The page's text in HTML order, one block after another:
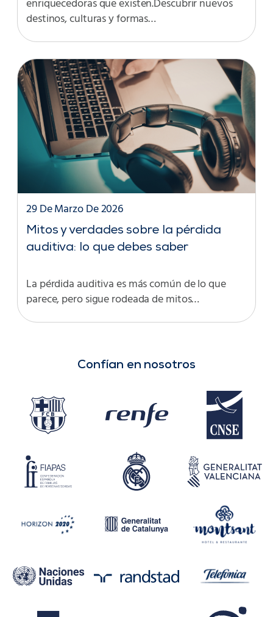
enriquecedoras que existen.Descubrir nuevos
destinos, culturas y formas…
Mitos y verdades sobre la pérdida
auditiva: lo que debes saber
29 De Marzo De 2026
La pérdida auditiva es más común de lo que
parece, pero sigue rodeada de mitos…
Confían en nosotros